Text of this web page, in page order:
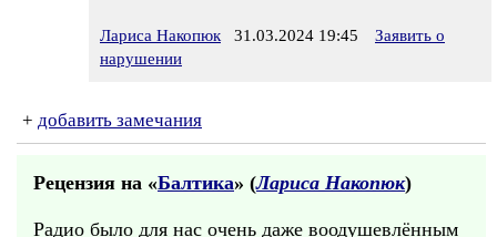
Лариса Накопюк 31.03.2024 19:45
Заявить о
нарушении
+ добавить замечания
Рецензия на «Балтика» (Лариса Накопюк)
Радио было для нас очень даже воодушевлённым